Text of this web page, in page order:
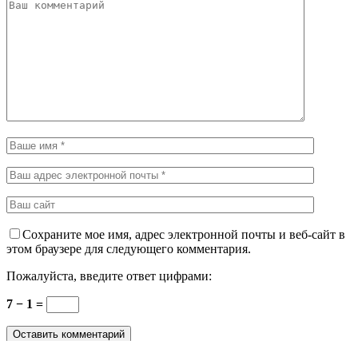
Сохраните мое имя, адрес электронной почты и веб-сайт в
этом браузере для следующего комментария.
Пожалуйста, введите ответ цифрами:
7 − 1 =